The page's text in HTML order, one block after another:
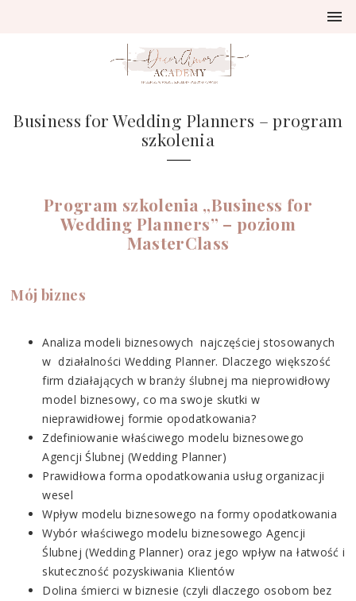
Business for Wedding Planners – program
szkolenia
Program szkolenia „Business for
Wedding Planners” – poziom
MasterClass
Mój biznes
Analiza modeli biznesowych najczęściej stosowanych
w działalności Wedding Planner. Dlaczego większość
firm działających w branży ślubnej ma nieprowidłowy
model biznesowy, co ma swoje skutki w
nieprawidłowej formie opodatkowania?
Zdefiniowanie właściwego modelu biznesowego
Agencji Ślubnej (Wedding Planner)
Prawidłowa forma opodatkowania usług organizacji
wesel
Wpływ modelu biznesowego na formy opodatkowania
Wybór właściwego modelu biznesowego Agencji
Ślubnej (Wedding Planner) oraz jego wpływ na łatwość i
skuteczność pozyskiwania Klientów
Dolina śmierci w biznesie (czyli dlaczego osobom bez